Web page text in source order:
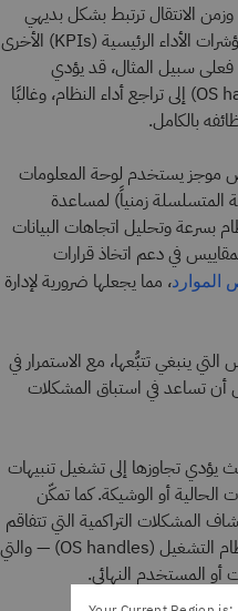
الانتقال ترتبط بشكل بديهي
بسلامة النظام، ولكن هناك العديد من مؤشرات الأداء الرئيسية (KPIs) الأخرى
سبيل المثال، قد يؤدي
استنفاد مؤشرات نظام التشغيل (OS handles) إلى تراجع أداء النظام، وغالبًا
بالكامل.
موجز يستخدم لوحة المعلومات
المتسلسلة زمنياً) لمساعدة
بسرعة وتحليل اتجاهات البيانات
في دعم اتخاذ قرارات
، مما يجعلها ضرورية لإدارة
ينبغي تتبُّعها، مع الاستمرار في
أن تساعد في استباق المشكلات
يؤدي تجاوزها إلى تشغيل تنبيهات
الحالية أو الوشيكة. كما تمكّن
المشكلات التراكمية التي تتفاقم
مع مرور الوقت — مثل تسرّب مؤشرات نظام التشغيل (OS handles) — والتي
أو المستخدم النهائي.